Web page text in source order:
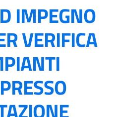
IMPEGNO
VERIFICA